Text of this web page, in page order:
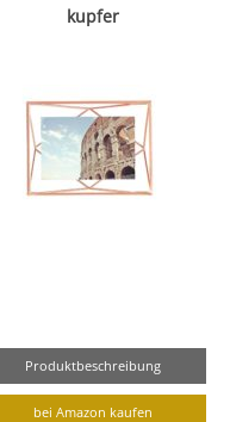
kupfer
Produktbeschreibung
bei Amazon kaufen